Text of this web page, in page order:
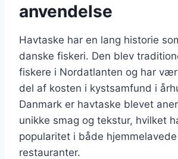
anvendelse
Havtaske har en lang historie
danske fiskeri. Den blev
fiskere i Nordatlanten og har
del af kosten i kystsamfund i
Danmark er havtaske blevet
unikke smag og tekstur, hvilket
popularitet i både
restauranter.